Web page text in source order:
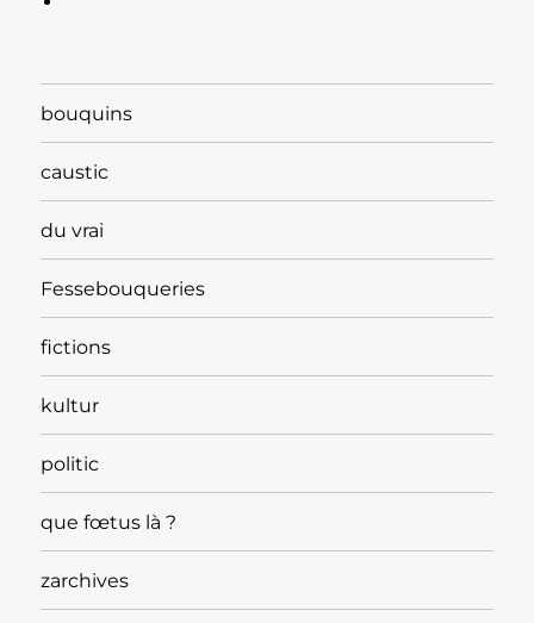
bouquins
caustic
du vrai
Fessebouqueries
fictions
kultur
politic
que fœtus là ?
zarchives